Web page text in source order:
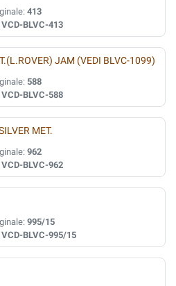
413
VCD-BLVC-413
JAM (VEDI BLVC-1099)
588
VCD-BLVC-588
MET.
962
VCD-BLVC-962
995/15
VCD-BLVC-995/15